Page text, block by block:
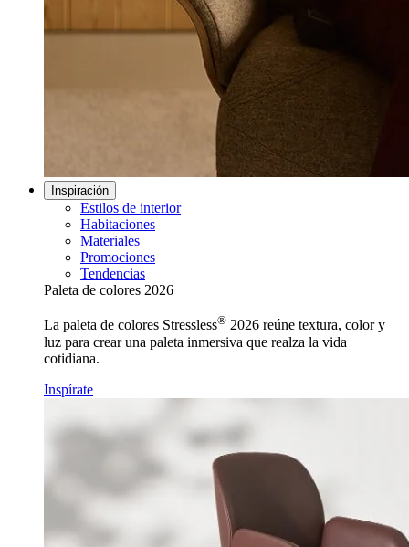
Inspiración
Estilos de interior
Habitaciones
Materiales
Promociones
Tendencias
Paleta de colores 2026
La paleta de colores Stressless® 2026 reúne textura, color y
luz para crear una paleta inmersiva que realza la vida
cotidiana.
Inspírate